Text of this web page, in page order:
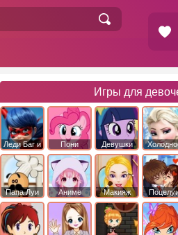
Игры для
Леди Баг и
Супер Кот
Пони
Дружба это
Девушки
Эквестрии
Сердце
Папа Луи Аниме Макияж